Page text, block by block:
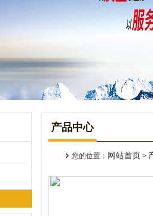
产品中心
您的位置： 网站首页 >